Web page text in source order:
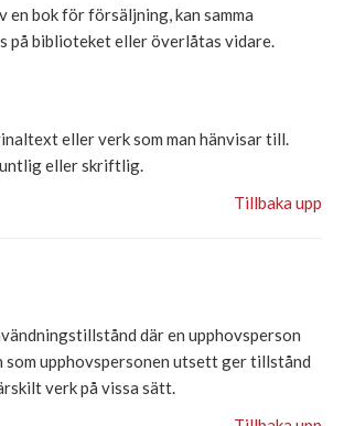
en bok för försäljning, kan samma
på biblioteket eller överlåtas vidare.
eller verk som man hänvisar till.
eller skriftlig.
Tillbaka upp
där en upphovsperson
upphovspersonen utsett ger tillstånd
verk på vissa sätt.